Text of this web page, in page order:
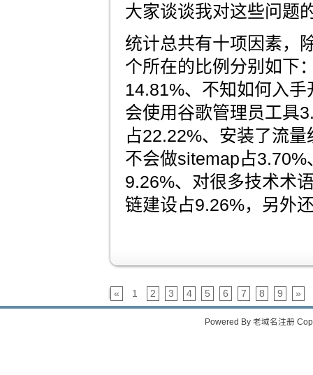
大家谈谈我对这些问题
统计总共有十项因素，
个所在的比例分别如下
14.81%、不知如何入
会使用谷歌管理员工具
占22.22%、安装了流
不会做sitemap占
9.26%、对很多技术术
链建设占9.26%，另外
« 1 2 3 4 5 6 7 8 9 »
Powered By 老域名注册